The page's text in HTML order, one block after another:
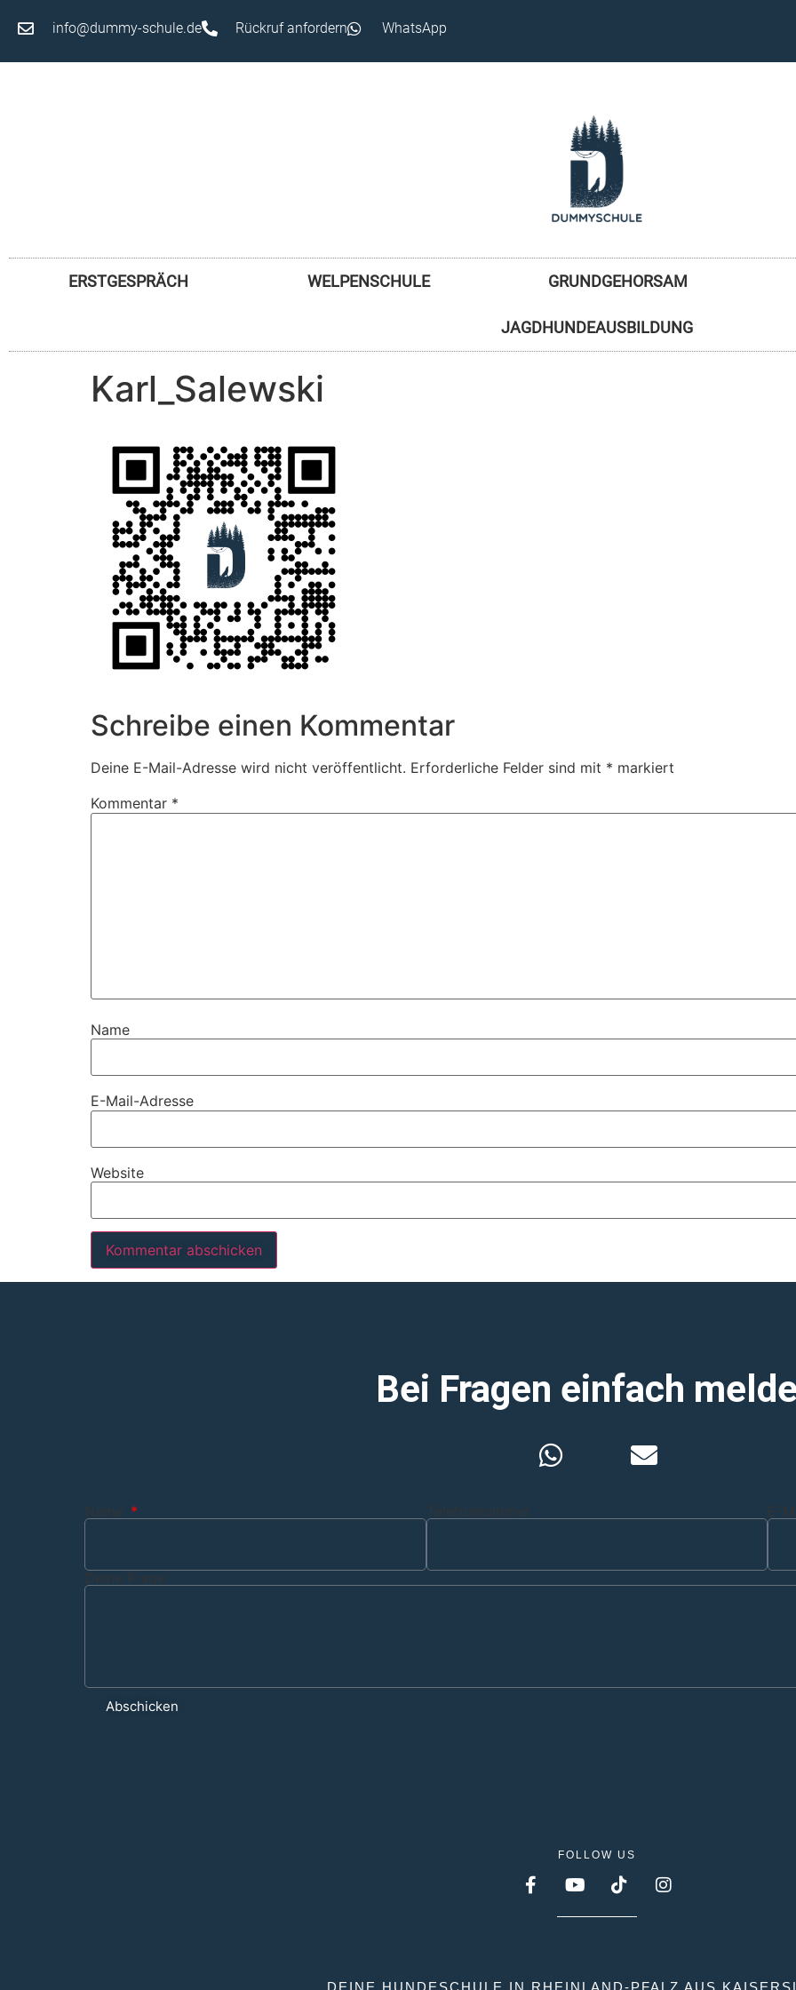
info@dummy-schule.de Rückruf anfordern WhatsApp
ERSTGESPRÄCH WELPENSCHULE GRUNDGEHORSAM
JAGDHUNDEAUSBILDUNG
Karl_Salewski
Schreibe einen Kommentar
Deine E-Mail-Adresse wird nicht veröffentlicht. Erforderliche Felder sind mit * markiert
Kommentar *
Name
E-Mail-Adresse
Website
Bei Fragen einfach
Abschicken
FOLLOW US